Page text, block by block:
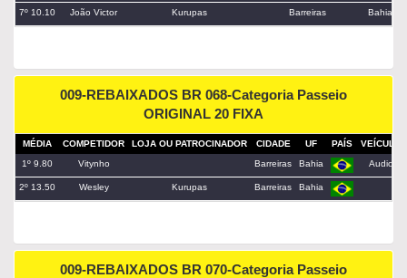
7º 10.10 João Victor Kurupas Barreiras Bahia
009-REBAIXADOS BR 068-Categoria Passeio
ORIGINAL 20 FIXA
MÉDIA COMPETIDOR LOJA OU PATROCINADOR CIDADE UF PAÍS
VEÍCULO
1º 9.80
Vitynho Barreiras Bahia Audio
2º 13.50 Wesley Kurupas Barreiras Bahia
009-REBAIXADOS BR 070-Categoria Passeio